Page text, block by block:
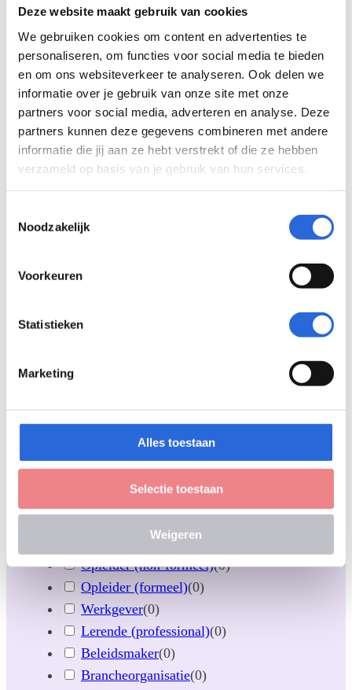
Deze website maakt gebruik van cookies
We gebruiken cookies om content en advertenties te
personaliseren, om functies voor social media te bieden
en om ons websiteverkeer te analyseren. Ook delen we
informatie over je gebruik van onze site met onze
partners voor social media, adverteren en analyse. Deze
partners kunnen deze gegevens combineren met andere
informatie die jij aan ze hebt verstrekt of die ze hebben
verzameld op basis van je gebruik van hun services.
Noodzakelijk
Voorkeuren
Statistieken
Marketing
Alles toestaan
Selectie toestaan
Weigeren
Actueel(0)
Inschaling(0)
LLO (0)
Leeruitkomsten
0
NCP
Internationaal
RIO(0)
Transparantie(0)
Arbeidsmarkt(0)
Wetgeving & beleid(0)
Opleider (non-formeel)(0)
Opleider (formeel)(0)
Werkgever(0)
Lerende (professional)(0)
Beleidsmaker(0)
Brancheorganisatie(0)